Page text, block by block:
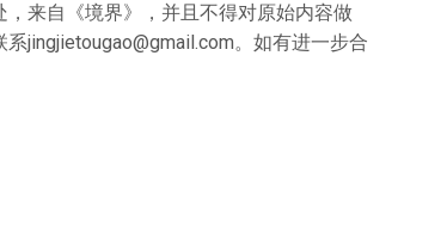
，来自《境界》，并且不得对原始内容做
系jingjietougao@gmail.com。如有进一步合